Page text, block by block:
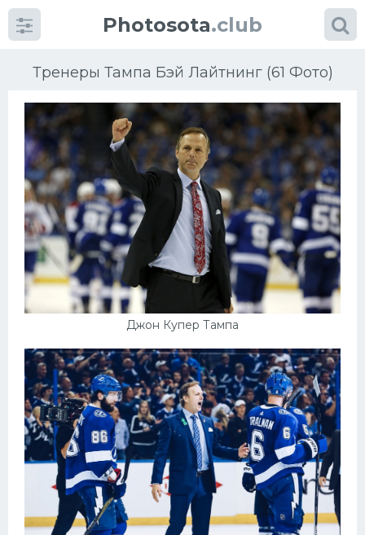
Photosota.club
Тренеры Тампа Бэй Лайтнинг (61 Фото)
Джон Купер Тампа
КатегорииФото
Еще картинки...
Футбол
Баскетбол
Велогонки
Конькобежный спорт
Тренажеры
Интерьер квартиры